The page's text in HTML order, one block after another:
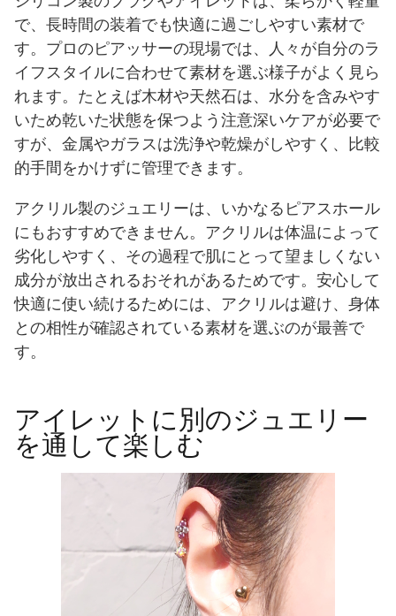
で、長時間の装着でも快適に過ごしやすい素材で
す。プロのピアッサーの現場では、人々が自分のラ
イフスタイルに合わせて素材を選ぶ様子がよく見ら
れます。たとえば木材や天然石は、水分を含みやす
いため乾いた状態を保つよう注意深いケアが必要で
すが、金属やガラスは洗浄や乾燥がしやすく、比較
的手間をかけずに管理できます。
アクリル製のジュエリーは、いかなるピアスホール
にもおすすめできません。アクリルは体温によって
劣化しやすく、その過程で肌にとって望ましくない
成分が放出されるおそれがあるためです。安心して
快適に使い続けるためには、アクリルは避け、身体
との相性が確認されている素材を選ぶのが最善で
す。
アイレットに別のジュエリー
を通して楽しむ